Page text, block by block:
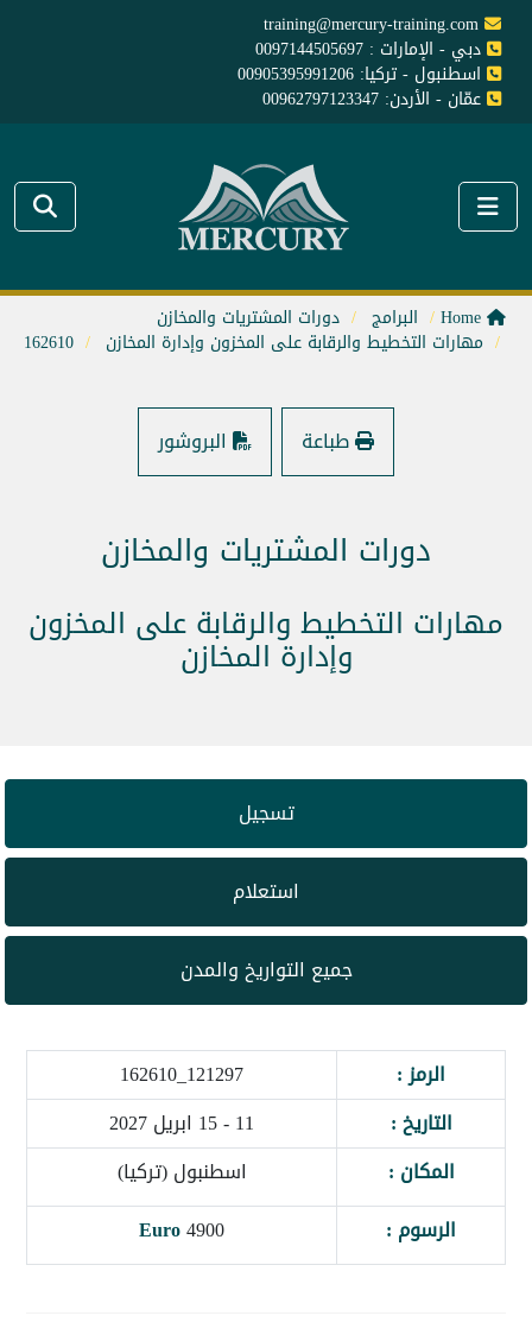
training@mercury-training.com
دبي - الإمارات : 0097144505697
اسطنبول - تركيا: 00905395991206
عمّان - الأردن: 00962797123347
البرامج دورات المشتريات والمخازن
مهارات التخطيط والرقابة على المخزون وإدارة المخازن 162610
طباعة البروشور
دورات المشتريات والمخازن
مهارات التخطيط والرقابة على المخزون
وإدارة المخازن
تسجيل
استعلام
جميع التواريخ والمدن
الرمز :
121297_162610
التاريخ :
11 - 15 ابريل 2027
المكان :
اسطنبول (تركيا)
الرسوم :
4900
Euro